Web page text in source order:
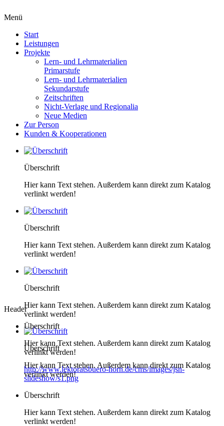
Menü
Start
Leistungen
Projekte
Lern- und Lehrmaterialien
Primarstufe
Lern- und Lehrmaterialien
Sekundarstufe
Zeitschriften
Nicht-Verlage und Regionalia
Neue Medien
Zur Person
Kunden & Kooperationen
Überschrift
Hier kann Text stehen. Außerdem kann direkt zum Katalog
verlinkt werden!
Überschrift
Hier kann Text stehen. Außerdem kann direkt zum Katalog
verlinkt werden!
Überschrift
Hier kann Text stehen. Außerdem kann direkt zum Katalog
verlinkt werden!
Überschrift
Hier kann Text stehen. Außerdem kann direkt zum Katalog
verlinkt werden!
Header
Überschrift
Hier kann Text stehen. Außerdem kann direkt zum Katalog
verlinkt werden!
http://www.lektoratsbuero-horn.de/cms/images/jsn-
slideshow/s1.png
Überschrift
Hier kann Text stehen. Außerdem kann direkt zum Katalog
verlinkt werden!